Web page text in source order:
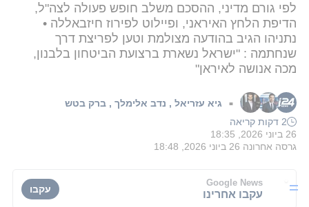
לפי גורם מדיני, ההסכם משלב חופש פעולה לצה"ל,
הדיפת הלחץ האיראני, ופיילוט לפירוז חיזבאללה •
נתניהו הגיב בהודעה מצולמת וטען לפריצת דרך
שנחתמה : "ישראל נשארת ברצועת הביטחון בלבנון,
מכה אנושה לאיראן"
■ גיא עזריאל , נדב אלימלך , ברק בטש
2 דקות קריאה
26 ביוני 2026, 18:35
גרסה אחרונה 26 ביוני 2026, 18:48
Google News
עקבו אחרינו עקבו